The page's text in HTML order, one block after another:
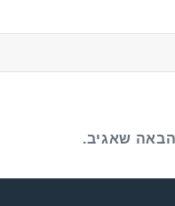
שאגיב.